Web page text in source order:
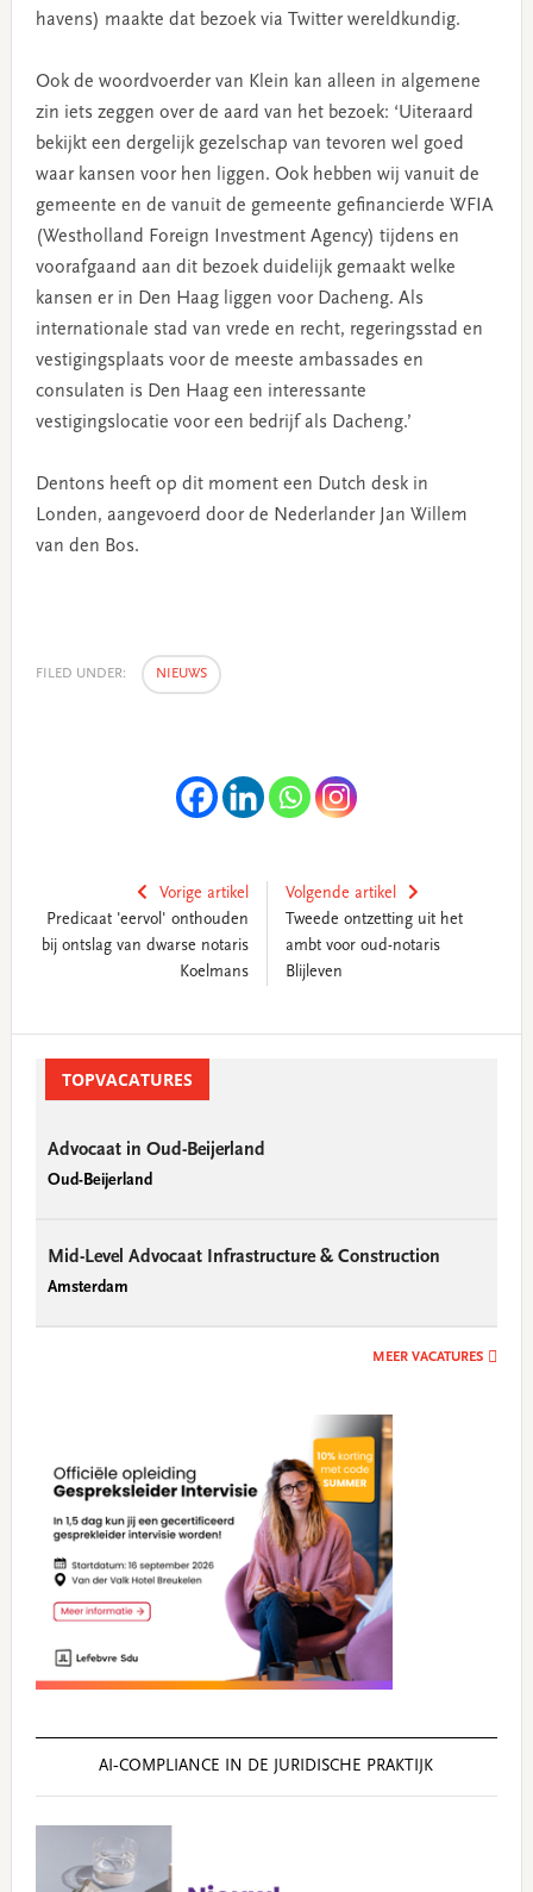
havens) maakte dat bezoek via Twitter wereldkundig.
Ook de woordvoerder van Klein kan alleen in algemene
zin iets zeggen over de aard van het bezoek: ‘Uiteraard
bekijkt een dergelijk gezelschap van tevoren wel goed
waar kansen voor hen liggen. Ook hebben wij vanuit de
gemeente en de vanuit de gemeente gefinancierde WFIA
(Westholland Foreign Investment Agency) tijdens en
voorafgaand aan dit bezoek duidelijk gemaakt welke
kansen er in Den Haag liggen voor Dacheng. Als
internationale stad van vrede en recht, regeringsstad en
vestigingsplaats voor de meeste ambassades en
consulaten is Den Haag een interessante
vestigingslocatie voor een bedrijf als Dacheng.’
Dentons heeft op dit moment een Dutch desk in
Londen, aangevoerd door de Nederlander Jan Willem
van den Bos.
FILED UNDER: NIEUWS
Vorige artikel
Predicaat 'eervol' onthouden
bij ontslag van dwarse notaris
Koelmans
Volgende artikel
Tweede ontzetting uit het
ambt voor oud-notaris
Blijleven
SidebarTOPVACATURES
Advocaat in Oud-Beijerland
Oud-Beijerland
Mid-Level Advocaat Infrastructure & Construction
Amsterdam
MEER VACATURES
AI‑COMPLIANCE IN DE JURIDISCHE PRAKTIJK